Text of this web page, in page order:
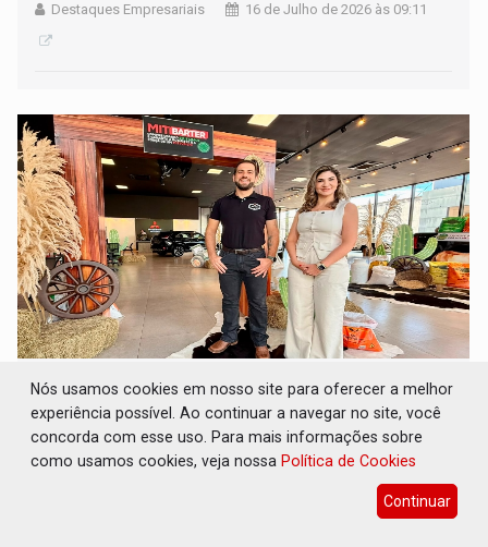
Destaques Empresariais 16 de Julho de 2026 às 09:11
PROGRAMAÇÃO: MIT AGRO leva a
Mitsubishi ao encontro dos produtores de RO
Destaques Empresariais 13 de Julho de 2026 às 11:43
Nós usamos cookies em nosso site para oferecer a melhor
experiência possível. Ao continuar a navegar no site, você
concorda com esse uso. Para mais informações sobre
como usamos cookies, veja nossa Política de Cookies
Continuar